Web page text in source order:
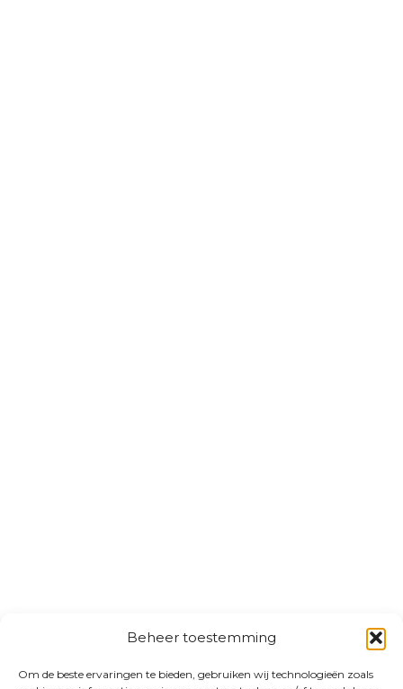
Beheer toestemming
Om de beste ervaringen te bieden, gebruiken wij technologieën zoals